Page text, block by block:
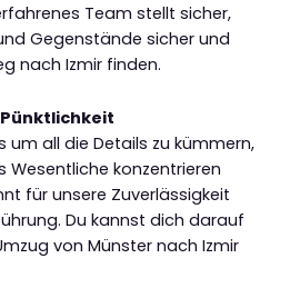
Team stellt sicher,
Gegenstände sicher und
nach Izmir finden.
um all die Details zu kümmern,
konzentrieren
für unsere Zuverlässigkeit
Du kannst dich darauf
von Münster nach Izmir